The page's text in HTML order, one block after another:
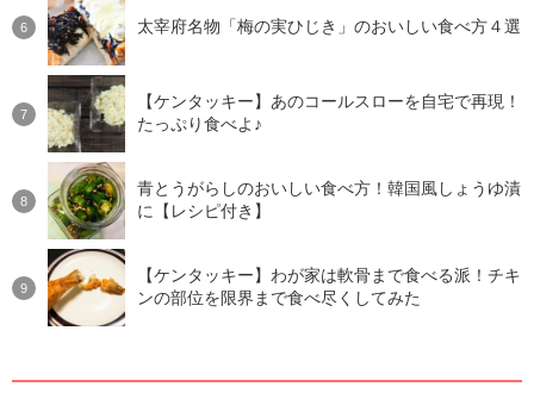
太宰府名物「梅の実ひじき」のおいしい食べ方４選
【ケンタッキー】あのコールスローを自宅で再現！
たっぷり食べよ♪
青とうがらしのおいしい食べ方！韓国風しょうゆ漬
に【レシピ付き】
【ケンタッキー】わが家は軟骨まで食べる派！チキ
ンの部位を限界まで食べ尽くしてみた